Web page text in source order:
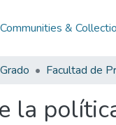
Communities &
Facultad de
la